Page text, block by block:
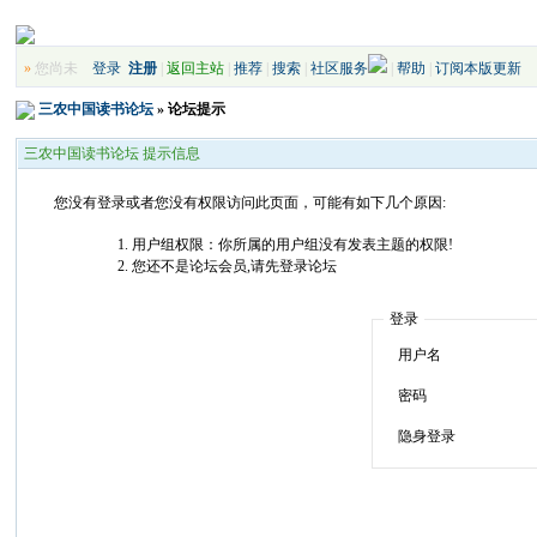
» 您尚未登录 注册 |返回主站 |推荐 |搜索 |社区服务 |帮助 |订阅本版更新
三农中国读书论坛 » 论坛提示
三农中国读书论坛 提示信息
您没有登录或者您没有权限访问此页面，可能有如下几个原因:
用户组权限：你所属的用户组没有发表主题的权限!
您还不是论坛会员,请先登录论坛
登录
用户名
密码
隐身登录